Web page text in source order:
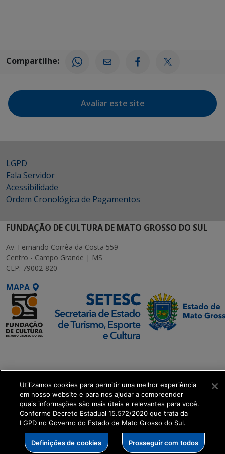
Compartilhe:
Avaliar este site
LGPD
Fala Servidor
Acessibilidade
Ordem Cronológica de Pagamentos
FUNDAÇÃO DE CULTURA DE MATO GROSSO DO SUL
Av. Fernando Corrêa da Costa 559
Centro - Campo Grande | MS
CEP: 79002-820
MAPA
get_footer();
Utilizamos cookies para permitir uma melhor experiência
em nosso website e para nos ajudar a compreender
quais informações são mais úteis e relevantes para você.
Conforme Decreto Estadual 15.572/2020 que trata da
LGPD no Governo do Estado de Mato Grosso do Sul.
Definições de cookies Prosseguir com todos